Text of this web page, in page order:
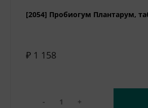
[2054] Пробиогум Плантарум,
₽ 1 158
- +